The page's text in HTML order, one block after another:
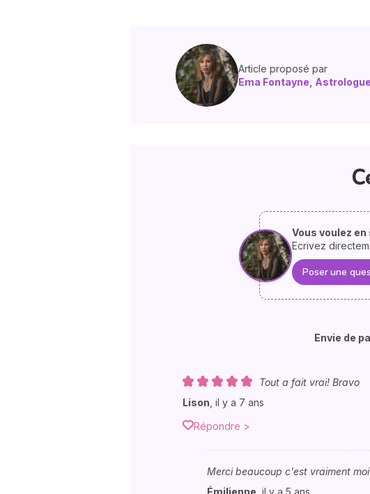
Article proposé par
Ema Fontayne, Astrologue
Vous voulez en
Ecrivez
Poser une
Envie de
Tout a fait vrai! Bravo
Lison il y a 7 ans
Répondre >
Merci beaucoup c'est vraiment
Émilienne il y a 5 ans